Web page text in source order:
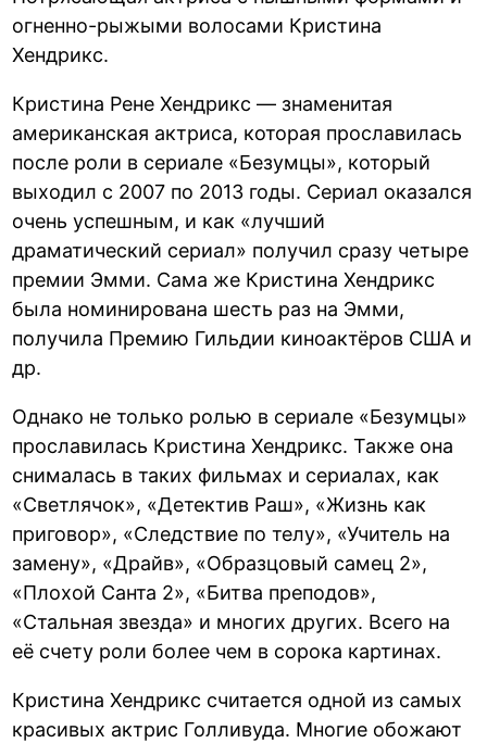
огненно-рыжыми волосами Кристина
Хендрикс.
Кристина Рене Хендрикс — знаменитая
американская актриса, которая прославилась
после роли в сериале «Безумцы», который
выходил с 2007 по 2013 годы. Сериал оказался
очень успешным, и как «лучший
драматический сериал» получил сразу четыре
премии Эмми. Сама же Кристина Хендрикс
была номинирована шесть раз на Эмми,
получила Премию Гильдии киноактёров США и
др.
Однако не только ролью в сериале «Безумцы»
прославилась Кристина Хендрикс. Также она
снималась в таких фильмах и сериалах, как
«Светлячок», «Детектив Раш», «Жизнь как
приговор», «Следствие по телу», «Учитель на
замену», «Драйв», «Образцовый самец 2»,
«Плохой Санта 2», «Битва преподов»,
«Стальная звезда» и многих других. Всего на
её счету роли более чем в сорока картинах.
Кристина Хендрикс считается одной из самых
красивых актрис Голливуда. Многие обожают